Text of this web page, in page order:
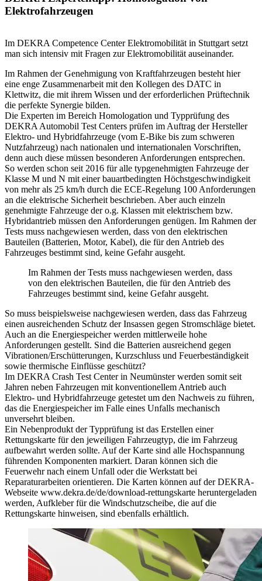
Elektrofahrzeugen
Im DEKRA Competence Center Elektromobilität in Stuttgart setzt
man sich intensiv mit Fragen zur Elektromobilität auseinander.
Im Rahmen der Genehmigung von Kraftfahrzeugen besteht hier
eine enge Zusammenarbeit mit den Kollegen des DATC in
Klettwitz, die mit ihrem Wissen und der erforderlichen Prüftechnik
die perfekte Synergie bilden.
Die Experten im Bereich Homologation und Typprüfung des
DEKRA Automobil Test Centers prüfen im Auftrag der Hersteller
Elektro- und Hybridfahrzeuge (vom E-Bike bis zum schweren
Nutzfahrzeug) nach nationalen und internationalen Vorschriften,
denn auch diese müssen besonderen Anforderungen entsprechen.
So werden schon seit 2016 für alle typgenehmigten Fahrzeuge der
Klasse M und N mit einer bauartbedingten Höchstgeschwindigkeit
von mehr als 25 km/h durch die ECE-Regelung 100 Anforderungen
an die elektrische Sicherheit beschrieben. Aber auch einzeln
genehmigte Fahrzeuge der o.g. Klassen mit elektrischem bzw.
Hybridantrieb müssen den Anforderungen genügen. Im Rahmen der
Tests muss nachgewiesen werden, dass von den elektrischen
Bauteilen (Batterien, Motor, Kabel), die für den Antrieb des
Fahrzeuges bestimmt sind, keine Gefahr ausgeht.
Im Rahmen der Tests muss nachgewiesen werden, dass
von den elektrischen Bauteilen, die für den Antrieb des
Fahrzeuges bestimmt sind, keine Gefahr ausgeht.
So muss beispielsweise nachgewiesen werden, dass das Fahrzeug
einen ausreichenden Schutz der Insassen gegen Stromschläge bietet.
Auch an die Energiespeicher werden mittlerweile hohe
Anforderungen gestellt. Sind die Batterien ausreichend gegen
Vibrationen/Erschütterungen, Kurzschluss und Feuerbeständigkeit
sowie thermische Einflüsse geschützt?
Im DEKRA Crash Test Center in Neumünster werden somit seit
Jahren neben Fahrzeugen mit konventionellem Antrieb auch
Elektro- und Hybridfahrzeuge getestet um den Nachweis zu führen,
das die Energiespeicher im Falle eines Unfalls mechanisch
unversehrt bleiben.
Ein Nebenprodukt der Typprüfung ist das Erstellen einer
Rettungskarte für den jeweiligen Fahrzeugtyp, die im Fahrzeug
aufbewahrt werden sollte. Auf der Karte sind alle Hochspannung
führenden Komponenten markiert. Daran können sich die
Feuerwehr nach einem Unfall oder die Werkstatt bei
Reparaturarbeiten orientieren. Die Karten können auf der DEKRA-
Webseite www.dekra.de/de/download-rettungskarte heruntergeladen
werden, Aufkleber für die Windschutzscheibe, die auf die
Rettungskarte hinweisen, sind ebenfalls erhältlich.